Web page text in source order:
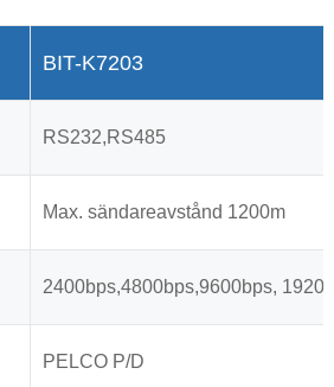
BIT-K7203
RS232,RS485
Max. sändareavstånd 1200m
2400bps,4800bps,9600bps,
PELCO P/D